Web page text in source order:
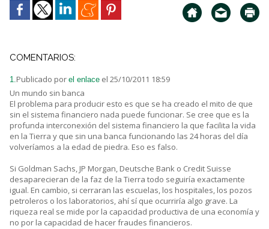
COMENTARIOS:
1.Publicado por el enlace el 25/10/2011 18:59
Un mundo sin banca
El problema para producir esto es que se ha creado el mito de que
sin el sistema financiero nada puede funcionar. Se cree que es la
profunda interconexión del sistema financiero la que facilita la vida
en la Tierra y que sin una banca funcionando las 24 horas del día
volveríamos a la edad de piedra. Eso es falso.
Si Goldman Sachs, JP Morgan, Deutsche Bank o Credit Suisse
desaparecieran de la faz de la Tierra todo seguiría exactamente
igual. En cambio, si cerraran las escuelas, los hospitales, los pozos
petroleros o los laboratorios, ahí sí que ocurriría algo grave. La
riqueza real se mide por la capacidad productiva de una economía y
no por la capacidad de hacer fraudes financieros.